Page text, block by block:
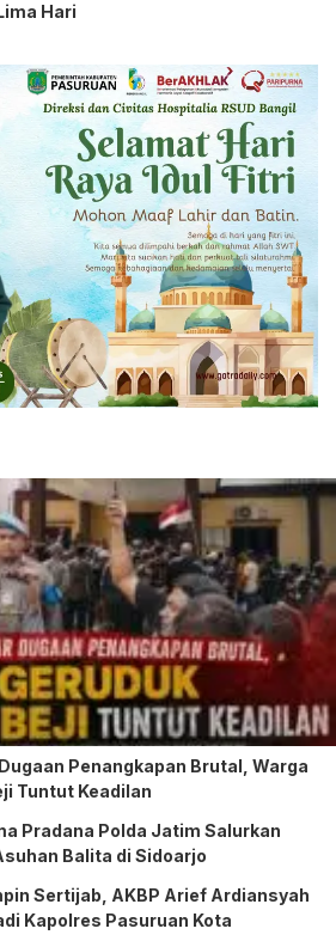
Hari
Penangkapan Brutal, Warga
Tuntut Keadilan
Pradana Polda Jatim Salurkan
Balita di Sidoarjo
Sertijab, AKBP Arief Ardiansyah
Kapolres Pasuruan Kota